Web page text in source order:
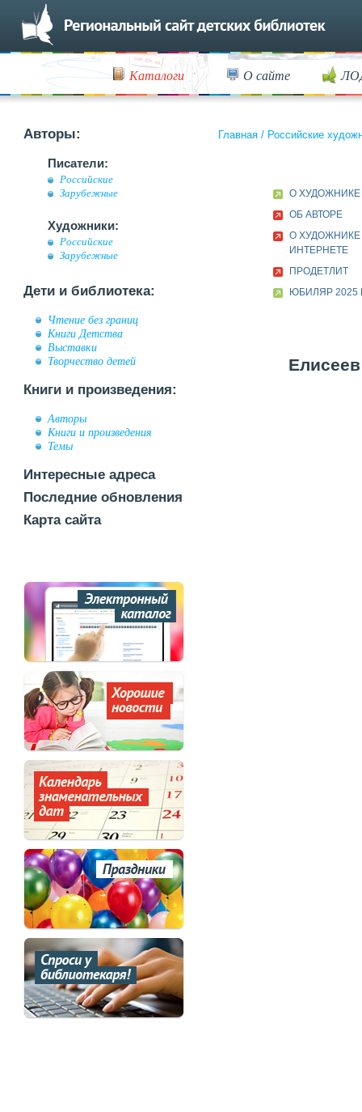
Каталоги О сайте
Авторы:
Писатели:
Российские
Зарубежные
Художники:
Российские
Зарубежные
Дети и библиотека:
Чтение без границ
Книги Детства
Выставки
Творчество детей
Книги и произведения:
Авторы
Книги и произведения
Темы
Интересные адреса
Последние обновления
Карта сайта
Главная / Российские
О ХУДОЖНИКЕ
ОБ АВТОРЕ
О ХУДОЖНИКЕ
ИНТЕРНЕТЕ
ПРОДЕТЛИТ
ЮБИЛЯР 2025